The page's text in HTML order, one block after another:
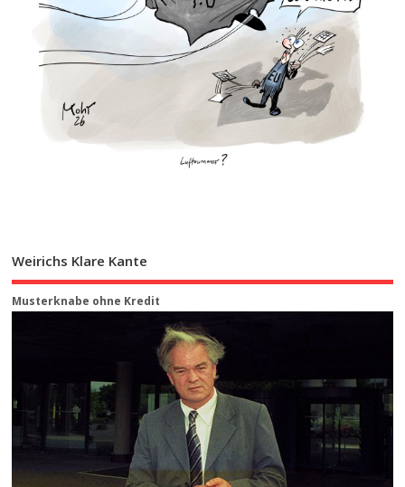
Weirichs Klare Kante
Musterknabe ohne Kredit